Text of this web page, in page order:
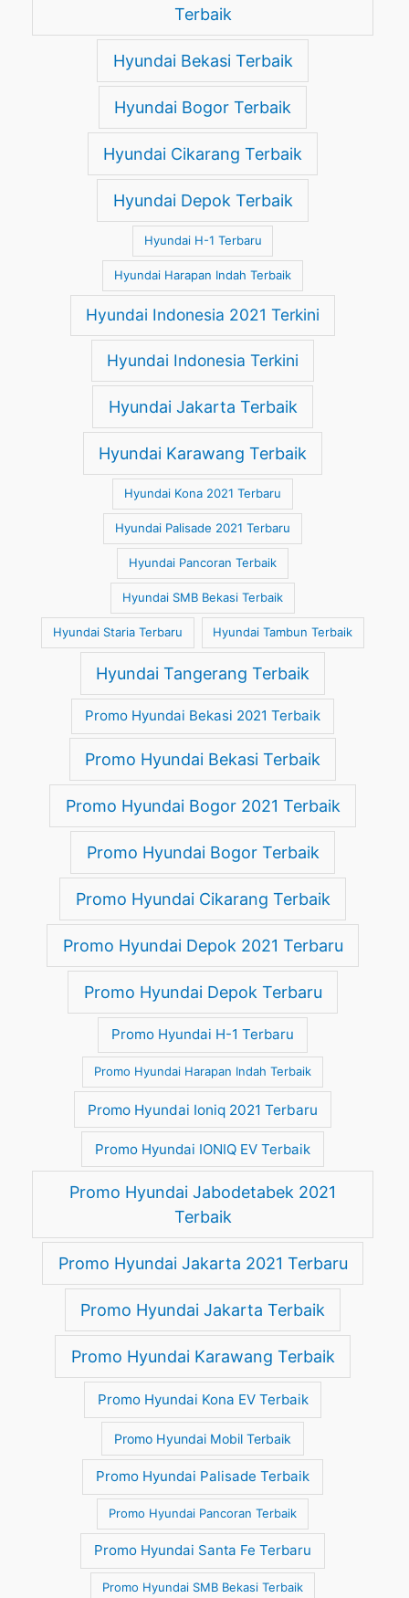
Terbaik
Hyundai Bekasi Terbaik
Hyundai Bogor Terbaik
Hyundai Cikarang Terbaik
Hyundai Depok Terbaik
Hyundai H-1 Terbaru
Hyundai Harapan Indah Terbaik
Hyundai Indonesia 2021 Terkini
Hyundai Indonesia Terkini
Hyundai Jakarta Terbaik
Hyundai Karawang Terbaik
Hyundai Kona 2021 Terbaru
Hyundai Palisade 2021 Terbaru
Hyundai Pancoran Terbaik
Hyundai SMB Bekasi Terbaik
Hyundai Staria Terbaru Hyundai Tambun Terbaik
Hyundai Tangerang Terbaik
Promo Hyundai Bekasi 2021 Terbaik
Promo Hyundai Bekasi Terbaik
Promo Hyundai Bogor 2021 Terbaik
Promo Hyundai Bogor Terbaik
Promo Hyundai Cikarang Terbaik
Promo Hyundai Depok 2021 Terbaru
Promo Hyundai Depok Terbaru
Promo Hyundai H-1 Terbaru
Promo Hyundai Harapan Indah Terbaik
Promo Hyundai Ioniq 2021 Terbaru
Promo Hyundai IONIQ EV Terbaik
Promo Hyundai Jabodetabek 2021
Terbaik
Promo Hyundai Jakarta 2021 Terbaru
Promo Hyundai Jakarta Terbaik
Promo Hyundai Karawang Terbaik
Promo Hyundai Kona EV Terbaik
Promo Hyundai Mobil Terbaik
Promo Hyundai Palisade Terbaik
Promo Hyundai Pancoran Terbaik
Promo Hyundai Santa Fe Terbaru
Promo Hyundai SMB Bekasi Terbaik